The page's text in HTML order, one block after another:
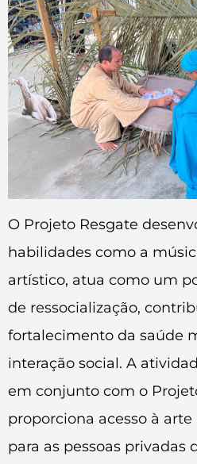
O Projeto Resgate
habilidades como a
artístico, atua como um
de ressocialização,
fortalecimento da saúde
interação social. A
em conjunto com o
proporciona acesso à
para as pessoas privadas